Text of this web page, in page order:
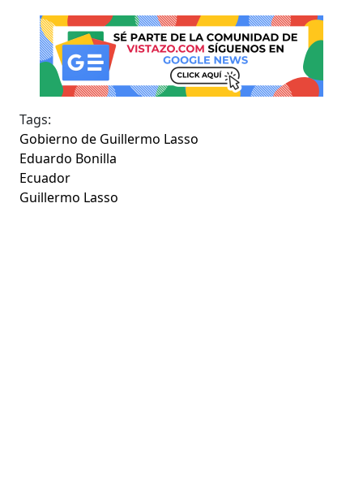
Tags:
Gobierno de Guillermo Lasso
Eduardo Bonilla
Ecuador
Guillermo Lasso